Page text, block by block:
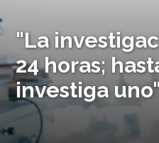
"La
24 horas;
investiga uno"